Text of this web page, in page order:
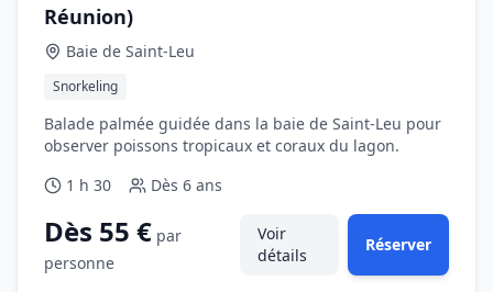
Réunion)
Baie de Saint‑Leu
Snorkeling
Balade palmée guidée dans la baie de Saint‑Leu pour
observer poissons tropicaux et coraux du lagon.
1 h 30
Dès 6 ans
Dès 55 € par
personne
Voir
détails
Réserver